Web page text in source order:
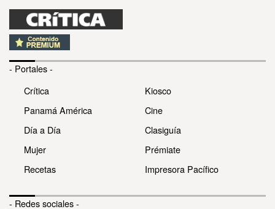
- Portales -
Crítica
Panamá América
Día a Día
Mujer
Recetas
Kiosco
Cine
Clasiguía
Prémiate
Impresora Pacífico
- Redes sociales -